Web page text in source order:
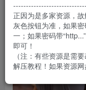
正因为是多家资源，
灰色按钮为准，如果密
一；如果密码带
即可！
（注：有些资源是需
解压教程！如果资源